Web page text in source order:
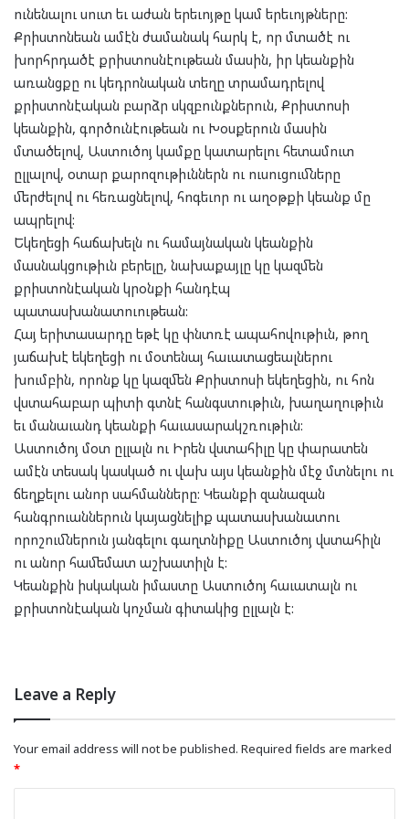
ունենալու սուտ եւ աժան երեւոյթը կամ երեւոյթները:
Քրիստոնեան ամէն ժամանակ հարկ է, որ մտածէ ու
խորհրդածէ քրիստոսնէութեան մասին, իր կեանքին
առանցքը ու կեդրոնական տեղը տրամադրելով
քրիստոնէական բարձր սկզբունքներուն, Քրիստոսի
կեանքին, գործունէութեան ու Խօսքերուն մասին
մտածելով, Աստուծոյ կամքը կատարելու հետամուտ
ըլլալով, օտար քարոզութիւններն ու ուսուցումները
մերժելով ու հեռացնելով, հոգեւոր ու աղօթքի կեանք մը
ապրելով:
Եկեղեցի հաճախելն ու համայնական կեանքին
մասնակցութիւն բերելը, նախաքայլը կը կազմեն
քրիստոնէական կրօնքի հանդէպ
պատասխանատուութեան:
Հայ երիտասարդը եթէ կը փնտռէ ապահովութիւն, թող
յաճախէ եկեղեցի ու մօտենայ հաւատացեալներու
խումբին, որոնք կը կազմեն Քրիստոսի եկեղեցին, ու հոն
վստահաբար պիտի գտնէ հանգստութիւն, խաղաղութիւն
եւ մանաւանդ կեանքի հաւասարակշռութիւն:
Աստուծոյ մօտ ըլլալն ու Իրեն վստահիլը կը փարատեն
ամէն տեսակ կասկած ու վախ այս կեանքին մէջ մտնելու ու
ճեղքելու անոր սահմանները: Կեանքի զանազան
հանգրուաններուն կայացնելիք պատասխանատու
որոշումներուն յանգելու գաղտնիքը Աստուծոյ վստահիլն
ու անոր համեմատ աշխատիլն է:
Կեանքին իսկական իմաստը Աստուծոյ հաւատալն ու
քրիստոնէական կոչման գիտակից ըլլալն է:
Leave a Reply
Your email address will not be published. Required fields are marked
*